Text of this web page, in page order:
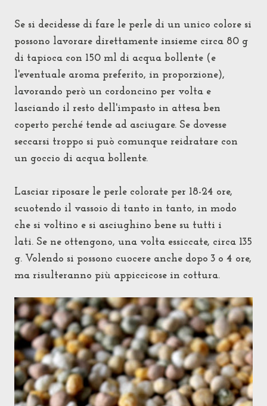
Se si decidesse di fare le perle di un unico colore si
possono lavorare direttamente insieme circa 80 g
di tapioca con 150 ml di acqua bollente (e
l'eventuale aroma preferito, in proporzione),
lavorando però un cordoncino per volta e
lasciando il resto dell'impasto in attesa ben
coperto perché tende ad asciugare. Se dovesse
seccarsi troppo si può comunque reidratare con
un goccio di acqua bollente.
Lasciar riposare le perle colorate per 18-24 ore,
scuotendo il vassoio di tanto in tanto, in modo
che si voltino e si asciughino bene su tutti i
lati. Se ne ottengono, una volta essiccate, circa 135
g. Volendo si possono cuocere anche dopo 3 o 4 ore,
ma risulteranno più appiccicose in cottura.